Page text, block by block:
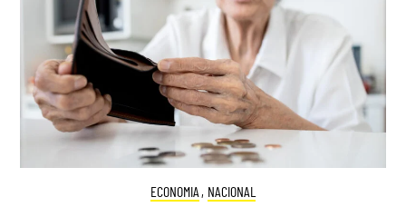
ECONOMIA , NACIONAL